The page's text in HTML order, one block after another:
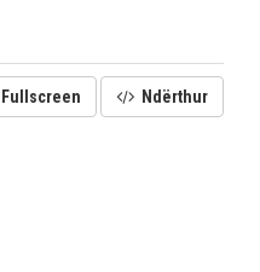
Fullscreen Ndërthur